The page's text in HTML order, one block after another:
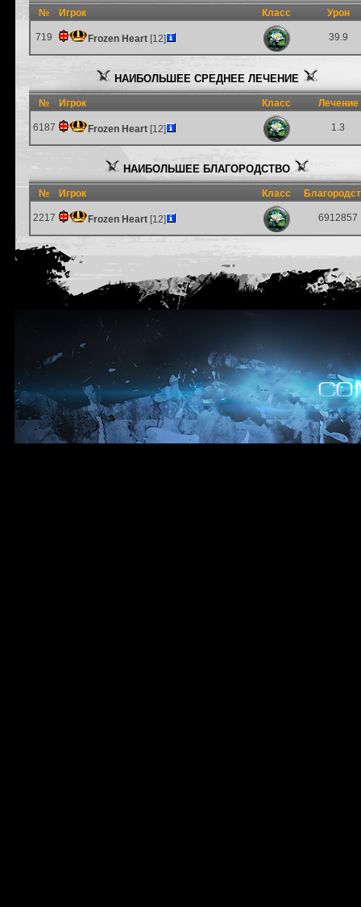
№ Игрок Класс Урон
719 Frozen Heart [12] 39.9
НАИБОЛЬШЕЕ СРЕДНЕЕ ЛЕЧЕНИЕ
№ Игрок Класс Лечение
6187 Frozen Heart [12] 1.3
НАИБОЛЬШЕЕ БЛАГОРОДСТВО
№ Игрок Класс
2217 Frozen Heart [12] 6912857